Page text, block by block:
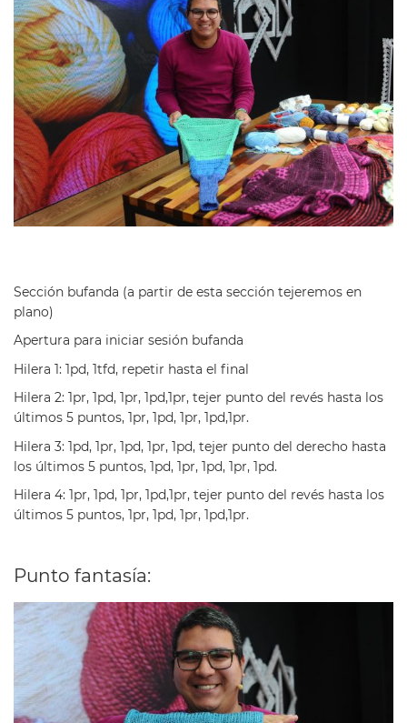
Sección bufanda (a partir de esta sección tejeremos en
plano)
Apertura para iniciar sesión bufanda
Hilera 1: 1pd, 1tfd, repetir hasta el final
Hilera 2: 1pr, 1pd, 1pr, 1pd,1pr, tejer punto del revés hasta los
últimos 5 puntos, 1pr, 1pd, 1pr, 1pd,1pr.
Hilera 3: 1pd, 1pr, 1pd, 1pr, 1pd, tejer punto del derecho hasta
los últimos 5 puntos, 1pd, 1pr, 1pd, 1pr, 1pd.
Hilera 4: 1pr, 1pd, 1pr, 1pd,1pr, tejer punto del revés hasta los
últimos 5 puntos, 1pr, 1pd, 1pr, 1pd,1pr.
Punto fantasía: